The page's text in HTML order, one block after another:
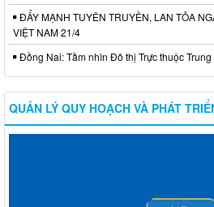
ĐẨY MẠNH TUYÊN TRUYỀN, LAN TỎA
VIỆT NAM 21/4
Đồng Nai: Tầm nhìn Đô thị Trực thuộc Trung
QUẢN LÝ QUY HOẠCH VÀ PHÁT